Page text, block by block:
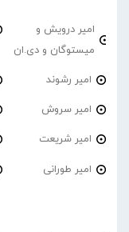
امیر درویش و
میستوگان و دی.ان
امیر رشوند
امیر سروش
امیر شریعت
امیر طورانی